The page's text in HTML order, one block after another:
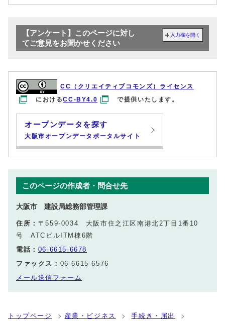
【アンケート】このページに対し
てご意見をお聞かせください
入力欄を開く
CC（クリエイティブコモンズ）ライセンス
におけるCC-BY4.0 で提供いたします。
オープンデータを探す
大阪市オープンデータポータルサイト
このページの作成者・問合せ先
大阪市 建設局総務部管理課
住所： 〒559-0034 大阪市住之江区南港北2丁目1番10
号 ATCビルITM棟6階
電話： 06-6615-6678
ファックス： 06-6615-6576
メール送信フォーム
トップページ 産業・ビジネス 手続き・届出